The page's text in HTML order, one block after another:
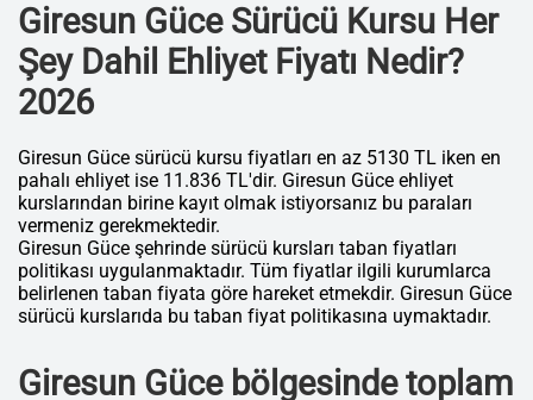
Giresun Güce Sürücü Kursu Her
Şey Dahil Ehliyet Fiyatı Nedir?
2026
Giresun Güce sürücü kursu fiyatları en az 5130 TL iken en
pahalı ehliyet ise 11.836 TL'dir. Giresun Güce ehliyet
kurslarından birine kayıt olmak istiyorsanız bu paraları
vermeniz gerekmektedir.
Giresun Güce şehrinde sürücü kursları taban fiyatları
politikası uygulanmaktadır. Tüm fiyatlar ilgili kurumlarca
belirlenen taban fiyata göre hareket etmekdir. Giresun Güce
sürücü kurslarıda bu taban fiyat politikasına uymaktadır.
Giresun Güce bölgesinde toplam